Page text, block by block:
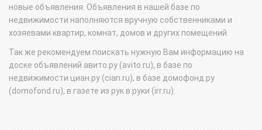
новые объявления. Объявления в нашей базе по
недвижимости наполняются вручную собственниками и
хозяевами квартир, комнат, домов и других помещений.
Так же рекомендуем поискать нужную Вам информацию на
доске объявлений авито.ру (avito.ru), в базе по
недвижимости циан.ру (cian.ru), в базе домофонд.ру
(domofond.ru), в газете из рук в руки (irr.ru).